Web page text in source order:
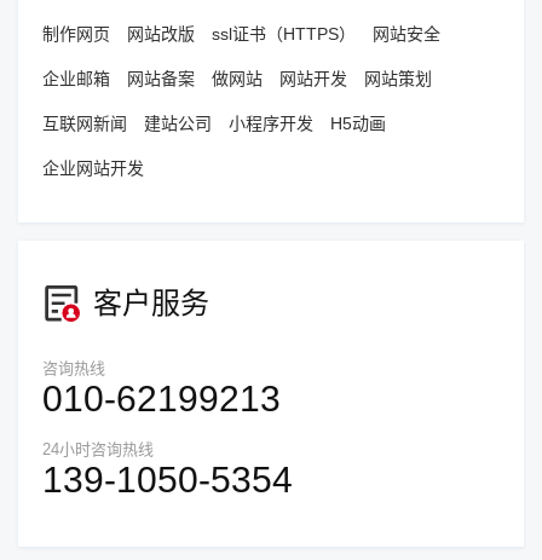
制作网页 网站改版 ssl证书（HTTPS） 网站安全
企业邮箱 网站备案 做网站 网站开发 网站策划
互联网新闻 建站公司 小程序开发 H5动画
企业网站开发
客户服务
咨询热线
010-62199213
24小时咨询热线
139-1050-5354